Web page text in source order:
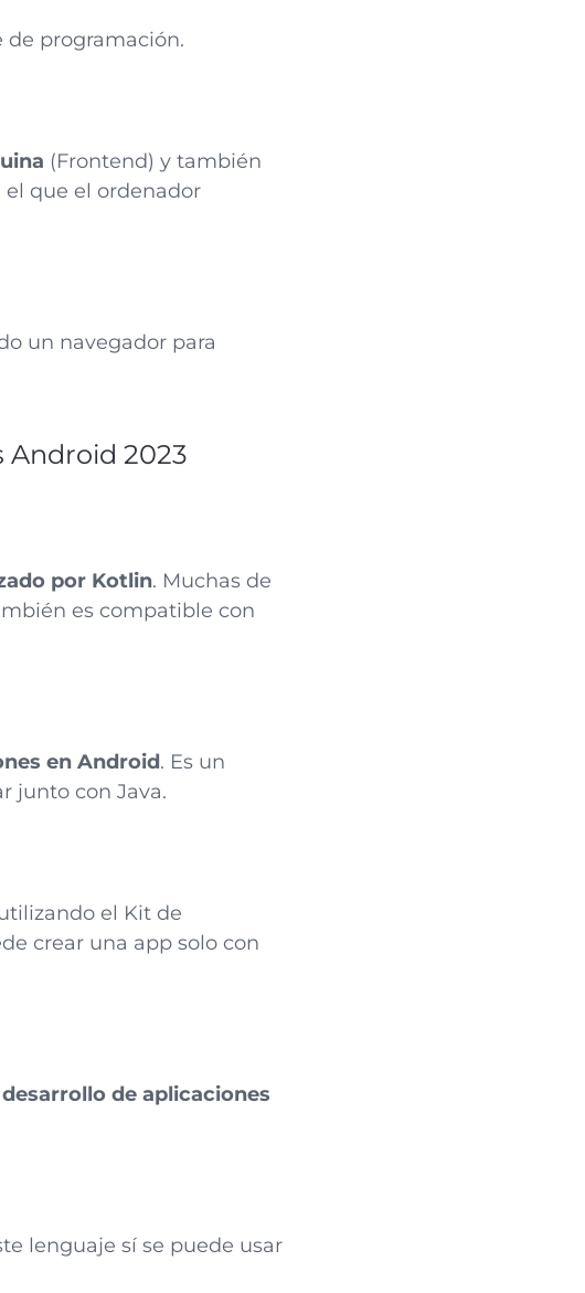
de programación.
(Frontend) y también
el que el ordenador
un navegador para
Android 2023
por Kotlin. Muchas de
es compatible con
en Android. Es un
junto con Java.
el Kit de
crear una app solo con
desarrollo de aplicaciones
lenguaje sí se puede usar